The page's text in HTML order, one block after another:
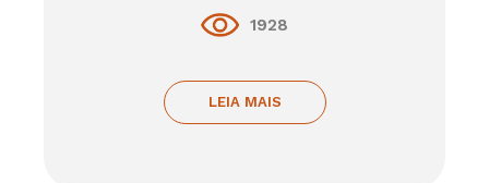
1928
LEIA MAIS